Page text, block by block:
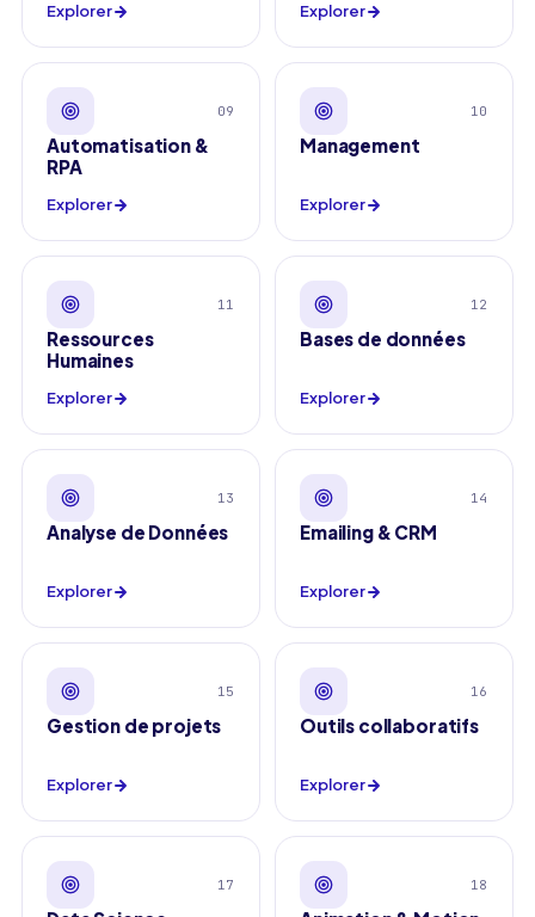
Explorer Explorer
09
Automatisation &
RPA
Explorer
10
Management
Explorer
11
Ressources
Humaines
Explorer
12
Bases de données
Explorer
13
Analyse de Données
Explorer
14
Emailing & CRM
Explorer
15
Gestion de projets
Explorer
16
Outils collaboratifs
Explorer
17 18